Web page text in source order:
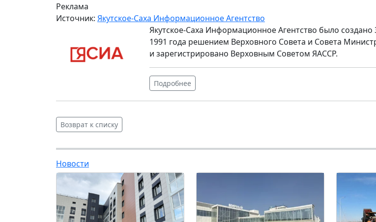
Реклама
Источник: Якутское-Саха Информационное Агентство
Якутское-Саха Информационное Агентство было создано
1991 года решением Верховного Совета и Совета
и зарегистрировано Верховным Советом ЯАССР.
Подробнее
Возврат к списку
Новости